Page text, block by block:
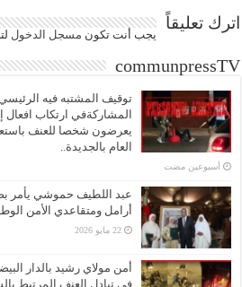
اترك تعليقاً
يجب أنت تكون مسجل الدخول
communpressTV
توقيف المشتبه فيه
المشاركةفي ارتكاب افعال
يعرضون شخصا للعنف
العام بالجديدة..
‏أسبوعين مضت
عبد اللطيف حموشي يأمر
أرامل ومتقاعدي الأمن
22 مايو 2026
في تبادل العنف المرتبط